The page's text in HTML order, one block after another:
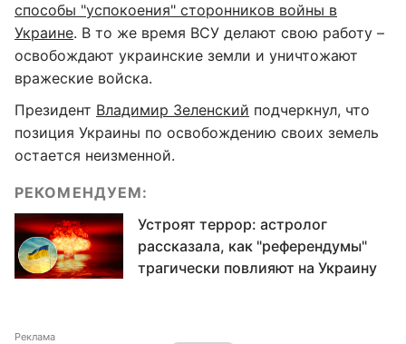
способы "успокоения" сторонников войны в
Украине. В то же время ВСУ делают свою работу –
освобождают украинские земли и уничтожают
вражеские войска.
Президент Владимир Зеленский подчеркнул, что
позиция Украины по освобождению своих земель
остается неизменной.
РЕКОМЕНДУЕМ:
Устроят террор: астролог
рассказала, как "референдумы"
трагически повлияют на Украину
Реклама